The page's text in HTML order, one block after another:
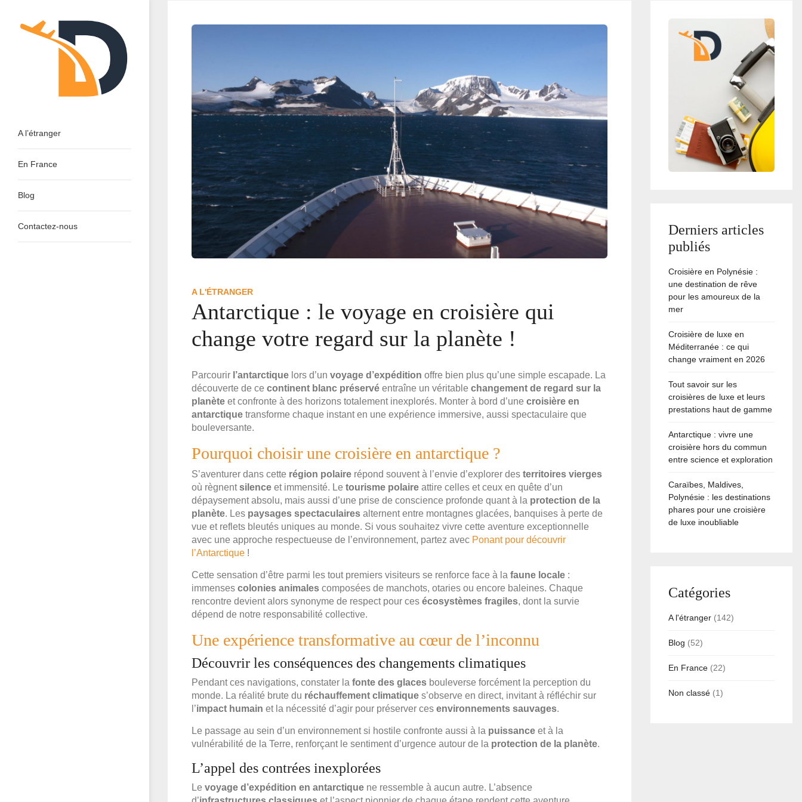
content
A l’étranger
En France
Blog
Contactez-nous
A L'ÉTRANGER
Antarctique : le voyage en croisière qui
change votre regard sur la planète !
Parcourir l’antarctique lors d’un voyage d’expédition offre bien plus qu’une simple escapade. La
découverte de ce continent blanc préservé entraîne un véritable changement de regard sur la
planète et confronte à des horizons totalement inexplorés. Monter à bord d’une croisière en
antarctique transforme chaque instant en une expérience immersive, aussi spectaculaire que
bouleversante.
Pourquoi choisir une croisière en antarctique ?
S’aventurer dans cette région polaire répond souvent à l’envie d’explorer des territoires vierges
où règnentsilence et immensité. Le tourisme polaire attire celles et ceux en quête d’un
dépaysement absolu, mais aussi d’une prise de conscience profonde quant à la protection de la
planète. Les paysages spectaculaires alternent entre montagnes glacées, banquises à perte de
vue et reflets bleutés uniques au monde. Si vous souhaitez vivre cette aventure exceptionnelle
avec une approche respectueuse de l’environnement, partez avec Ponant pour découvrir
l’Antarctique !
Cette sensation d’être parmi les tout premiers visiteurs se renforce face à la faune locale :
immenses colonies animales composées de manchots, otaries ou encore baleines. Chaque
rencontre devient alors synonyme de respect pour ces écosystèmes fragiles, dont la survie
dépend de notre responsabilité collective.
Une expérience transformative au cœur de l’inconnu
Découvrir les conséquences des changements climatiques
Pendant ces navigations, constater la fonte des glaces bouleverse forcément la perception du
monde. La réalité brute du réchauffement climatique s’observe en direct, invitant à réfléchir sur
l’impact humain et la nécessité d’agir pour préserver ces environnements sauvages.
Le passage au sein d’un environnement si hostile confronte aussi à la puissance et à la
vulnérabilité de la Terre, renforçant le sentiment d’urgence autour de la protection de la planète.
L’appel des contrées inexplorées
Le voyage d’expédition en antarctique ne ressemble à aucun autre. L’absence
Derniers articles
publiés
Croisière en Polynésie :
une destination de rêve
pour les amoureux de la
mer
Croisière de luxe en
Méditerranée : ce qui
change vraiment en 2026
Tout savoir sur les
croisières de luxe et leurs
prestations haut de gamme
Antarctique : vivre une
croisière hors du commun
entre science et exploration
Caraïbes, Maldives,
Polynésie : les destinations
phares pour une croisière
de luxe inoubliable
Catégories
A l'étranger (142)
Blog (52)
En France (22)
Non classé (1)